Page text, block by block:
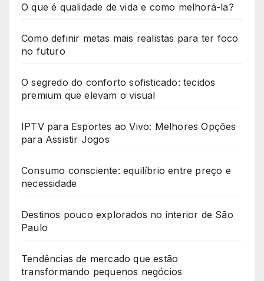
O que é qualidade de vida e como melhorá-la?
Como definir metas mais realistas para ter foco
no futuro
O segredo do conforto sofisticado: tecidos
premium que elevam o visual
IPTV para Esportes ao Vivo: Melhores Opções
para Assistir Jogos
Consumo consciente: equilíbrio entre preço e
necessidade
Destinos pouco explorados no interior de São
Paulo
Tendências de mercado que estão
transformando pequenos negócios